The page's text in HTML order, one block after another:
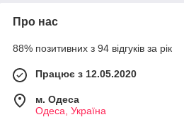
Про нас
88% позитивних з 94 відгуків за рік
Працює з 12.05.2020
м. Одеса
Одеса, Україна